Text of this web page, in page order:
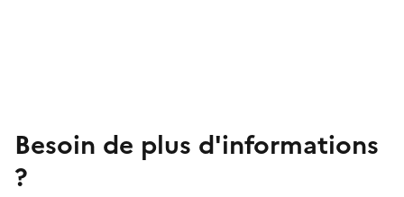
Besoin de plus d'informations
?